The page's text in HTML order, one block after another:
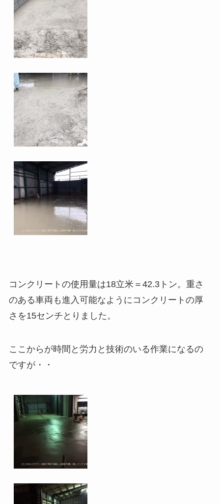
コンクリートの使用量は18立米＝42.3トン。重さ
のある車両も進入可能なようにコンクリートの厚
さを15センチとりました。
ここからが時間と労力と技術のいる作業になるの
ですが・・